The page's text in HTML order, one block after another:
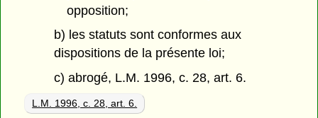
opposition;
b) les statuts sont conformes aux
dispositions de la présente loi;
c) abrogé, L.M. 1996, c. 28, art. 6.
L.M. 1996, c. 28, art. 6.